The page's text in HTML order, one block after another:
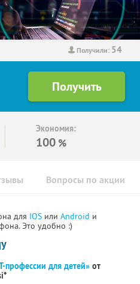
Получили: 54
Экономия:
100 %
Вопросы по акции
для IOS или Android и
Это удобно :)
профессии для детей» от